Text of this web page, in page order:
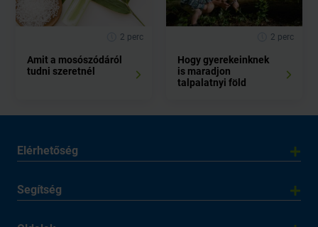
2 perc
Amit a mosószódáról
tudni szeretnél
2 perc
Hogy gyerekeinknek
is maradjon
talpalatnyi föld
Elérhetőség
Segítség